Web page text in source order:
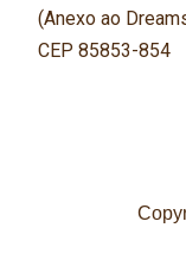
(Anexo ao
CEP 85853-854